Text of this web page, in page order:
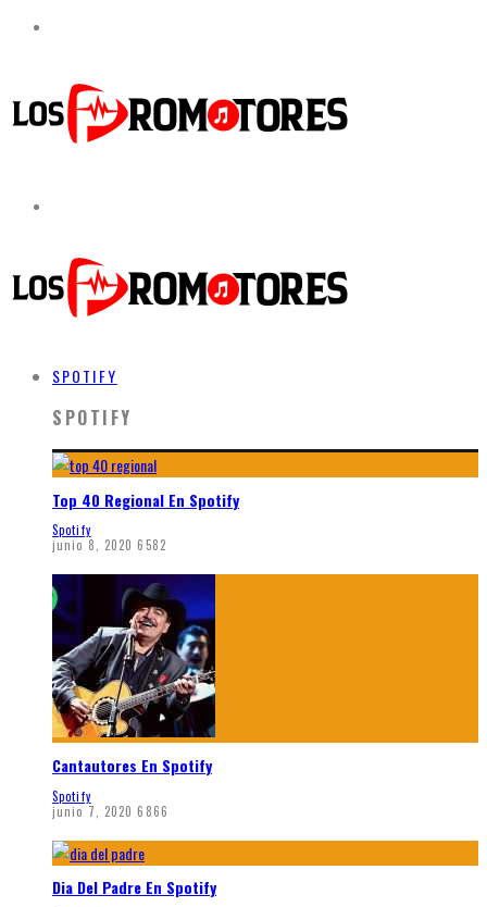
SPOTIFY
SPOTIFY
Top 40 Regional En Spotify
Spotify
junio 8, 2020 6582
Cantautores En Spotify
Spotify
junio 7, 2020 6866
Dia Del Padre En Spotify